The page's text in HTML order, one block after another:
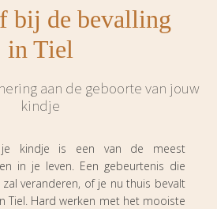
bij de bevalling
in Tiel
aan de geboorte van jouw
kindje
kindje is een van de meest
in je leven. Een gebeurtenis die
veranderen, of je nu thuis bevalt
Tiel. Hard werken met het mooiste